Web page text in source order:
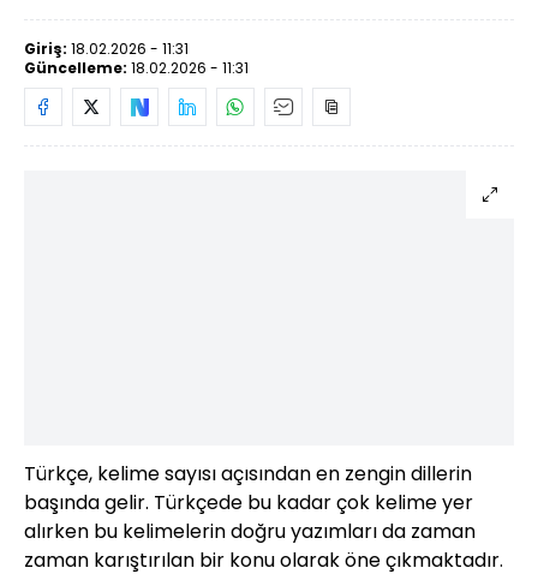
Giriş: 18.02.2026 - 11:31
Güncelleme: 18.02.2026 - 11:31
Türkçe, kelime sayısı açısından en zengin dillerin
başında gelir. Türkçede bu kadar çok kelime yer
alırken bu kelimelerin doğru yazımları da zaman
zaman karıştırılan bir konu olarak öne çıkmaktadır.